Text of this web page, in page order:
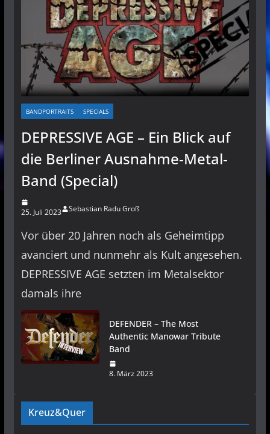
BANDPORTRAITS SPECIALS
DEPRESSIVE AGE – Ein Blick auf
die Berliner Ausnahme-Metal-
Band (Special)
25. Juli 2023 Sebastian Radu Groß
Vor über 20 Jahren noch als Geheimtipp
avanciert und nunmehr als Kult angesehen.
DEPRESSIVE AGE setzten im Metalsektor
damals ihre
DEFENDER – The Most
Authentic Manowar Tribute
Band
8. März 2023
Kreuz&Quer